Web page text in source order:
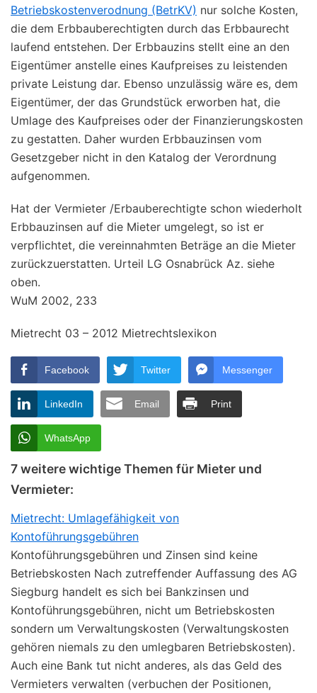
Betriebskostenverodnung (BetrKV) nur solche Kosten,
die dem Erbbauberechtigten durch das Erbbaurecht
laufend entstehen. Der Erbbauzins stellt eine an den
Eigentümer anstelle eines Kaufpreises zu leistenden
private Leistung dar. Ebenso unzulässig wäre es, dem
Eigentümer, der das Grundstück erworben hat, die
Umlage des Kaufpreises oder der Finanzierungskosten
zu gestatten. Daher wurden Erbbauzinsen vom
Gesetzgeber nicht in den Katalog der Verordnung
aufgenommen.
Hat der Vermieter /Erbauberechtigte schon wiederholt
Erbbauzinsen auf die Mieter umgelegt, so ist er
verpflichtet, die vereinnahmten Beträge an die Mieter
zurückzuerstatten. Urteil LG Osnabrück Az. siehe
oben.
WuM 2002, 233
Mietrecht 03 – 2012 Mietrechtslexikon
Facebook Twitter Messenger
LinkedIn Email Print
WhatsApp
7 weitere wichtige Themen für Mieter und
Vermieter:
Mietrecht: Umlagefähigkeit von
Kontoführungsgebühren
Kontoführungsgebühren und Zinsen sind keine
Betriebskosten Nach zutreffender Auffassung des AG
Siegburg handelt es sich bei Bankzinsen und
Kontoführungsgebühren, nicht um Betriebskosten
sondern um Verwaltungskosten (Verwaltungskosten
gehören niemals zu den umlegbaren Betriebskosten).
Auch eine Bank tut nicht anderes, als das Geld des
Vermieters verwalten (verbuchen der Positionen,